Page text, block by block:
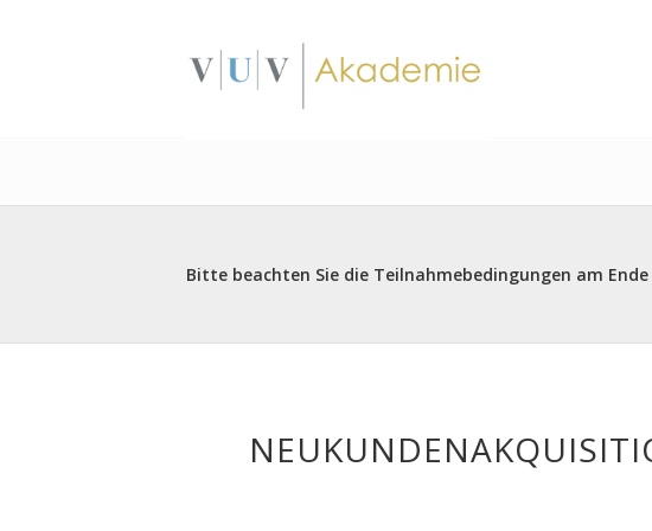
Bitte beachten Sie die Teilnahmebedingungen am Ende